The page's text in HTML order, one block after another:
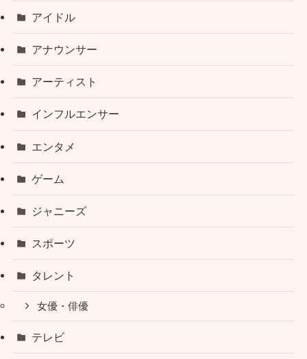
アイドル
アナウンサー
アーティスト
インフルエンサー
エンタメ
ゲーム
ジャニーズ
スポーツ
タレント
女優・俳優
テレビ